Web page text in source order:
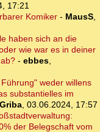
17:21
Komiker- MausS,
haben sich an die
wie war es in deiner
- ebbes,
weder willens
substantielles im
Griba, 03.06.2024, 17:57
der Belegschaft vom